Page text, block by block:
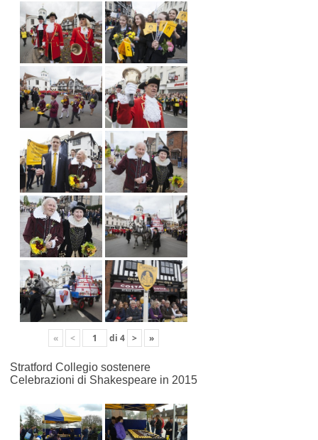
« < di 4 > »
Stratford Collegio sostenere
Celebrazioni di Shakespeare in 2015